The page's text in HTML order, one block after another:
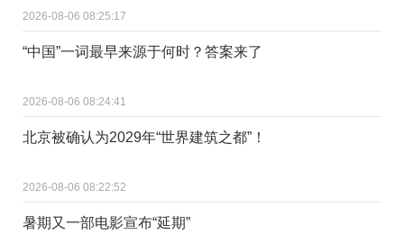
2026-08-06 08:25:17
“中国”一词最早来源于何时？答案来了
2026-08-06 08:24:41
北京被确认为2029年“世界建筑之都”！
2026-08-06 08:22:52
暑期又一部电影宣布“延期”